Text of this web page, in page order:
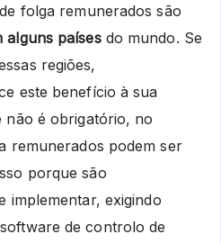
folga remunerados são
alguns paísesdo mundo. Se
regiões,
este benefício à sua
não é obrigatório, no
remunerados podem ser
porque são
implementar, exigindo
de controlo de